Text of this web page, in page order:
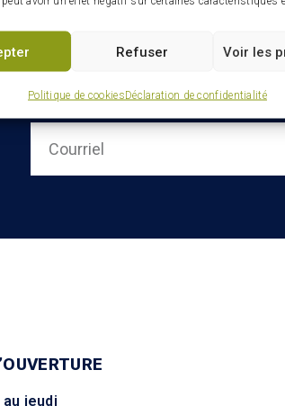
Refuser Voir les
Politique de cookiesDéclaration de confidentialité
Infolettre : restez
ville
au jeudi